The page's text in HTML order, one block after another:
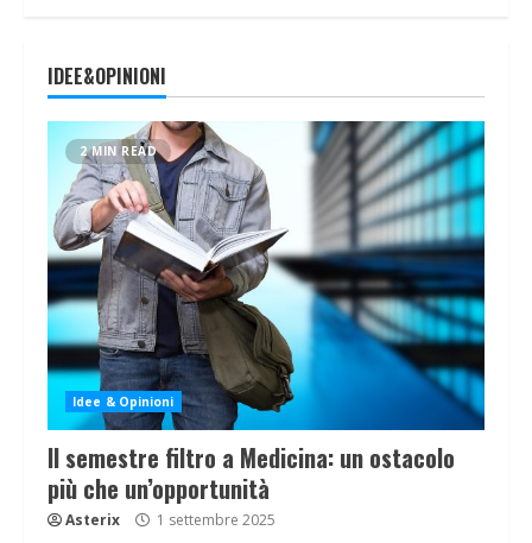
IDEE&OPINIONI
2 MIN READ
Idee & Opinioni
Il semestre filtro a Medicina: un ostacolo
più che un’opportunità
Asterix 1 settembre 2025